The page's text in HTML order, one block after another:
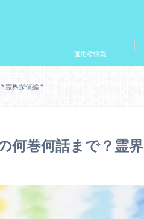
運用者情報
霊界探偵編？
何巻何話まで？霊界